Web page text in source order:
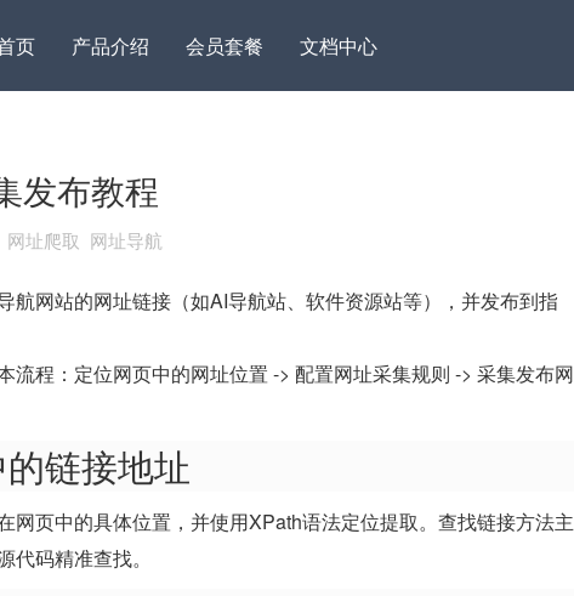
页 产品介绍 会员套餐 文档中心
发布教程
址爬取 网址导航
航网站的网址链接（如AI导航站、软件资源站等），并发布到指
流程：定位网页中的网址位置 -> 配置网址采集规则 -> 采集发布网
链接地址
网页中的具体位置，并使用XPath语法定位提取。查找链接方法主
码精准查找。